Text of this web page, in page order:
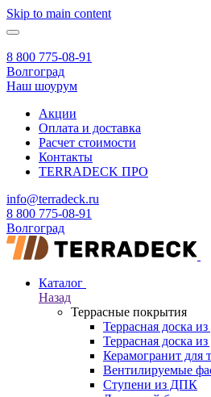
Skip to main content
8 800 775-08-91
Волгоград
Наш шоурум
Акции
Оплата и доставка
Расчет стоимости
Контакты
TERRADECK ПРО
info@terradeck.ru
8 800 775-08-91
Волгоград
Каталог
Назад
Террасные покрытия
Террасная доска
Террасная доска из
Керамогранит для
Вентилируемые
Ступени из ДПК